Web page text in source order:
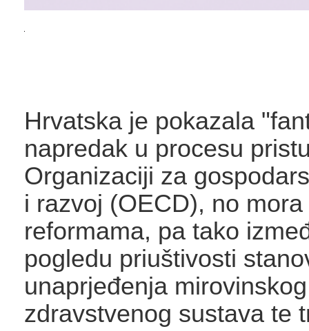
Hrvatska je pokazala
napredak u procesu
Organizaciji za
i razvoj (OECD), no
reformama, pa tako
pogledu priuštivosti
unaprjeđenja
zdravstvenog sustava te